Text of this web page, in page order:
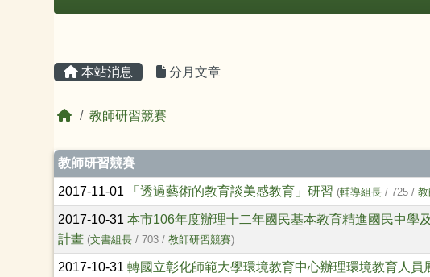
本站消息 分月文章
回首頁教師研習競賽
文章列表
教師研習競賽
2017-11-01 「透過藝術的教育談美感教育」研習 (輔導組長 / 725 /
2017-10-31本市106年度辦理十二年國民基本教育精進國民中學
計畫 (文書組長 / 703 /教師研習競賽)
2017-10-31轉國立彰化師範大學環境教育中心辦理環境教育人